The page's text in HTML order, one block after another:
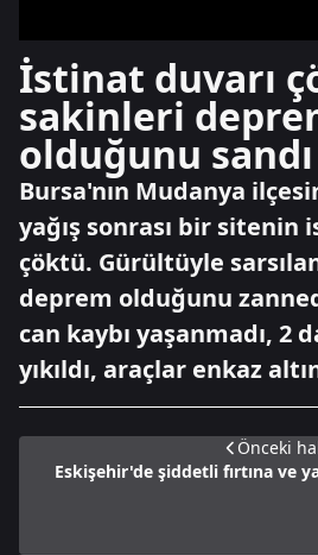
İstinat duvarı
sakinleri
olduğunu sandı
Bursa'nın Mudanya
yağış sonrası bir sitenin
çöktü. Gürültüyle
deprem olduğunu
can kaybı yaşanmadı, 2
yıkıldı, araçlar enkaz
Önceki
Eskişehir'de şiddetli fırtına ve